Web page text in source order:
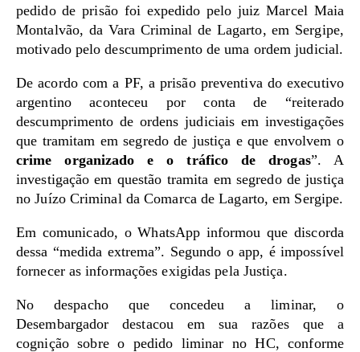
pedido de prisão foi expedido pelo juiz Marcel Maia
Montalvão, da Vara Criminal de Lagarto, em Sergipe,
motivado pelo descumprimento de uma ordem judicial.
De acordo com a PF, a prisão preventiva do executivo
argentino aconteceu por conta de “reiterado
descumprimento de ordens judiciais em investigações
que tramitam em segredo de justiça e que envolvem o
crime organizado e o tráfico de drogas”. A
investigação em questão tramita em segredo de justiça
no Juízo Criminal da Comarca de Lagarto, em Sergipe.
Em comunicado, o WhatsApp informou que discorda
dessa “medida extrema”. Segundo o app, é impossível
fornecer as informações exigidas pela Justiça.
No despacho que concedeu a liminar, o
Desembargador destacou em sua razões que a
cognição sobre o pedido liminar no HC, conforme